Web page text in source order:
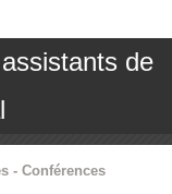
de
- Conférences